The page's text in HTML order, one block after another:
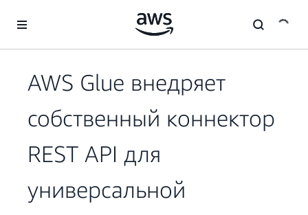
Перейти к главному контенту
AWS Glue внедряет
собственный коннектор
REST API для
универсальной